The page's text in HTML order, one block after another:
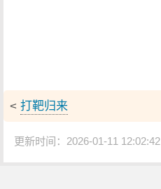
< 打靶归来
更新时间：2026-01-11 12:02:42